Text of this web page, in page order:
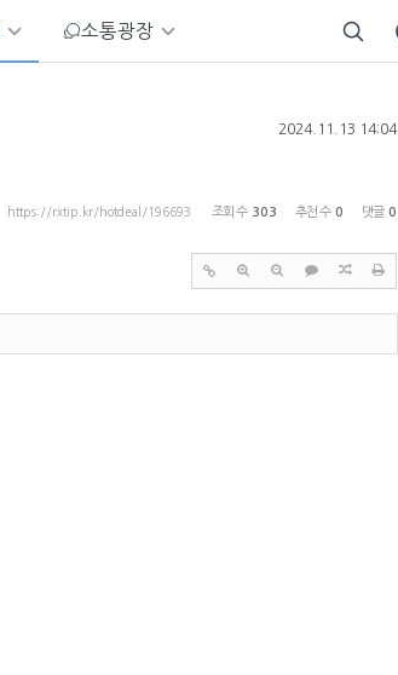
소통광장
2024.11.13 14:04
https://rxtip.kr/hotdeal/196693 조회 수 303 추천 수 0 댓글 0